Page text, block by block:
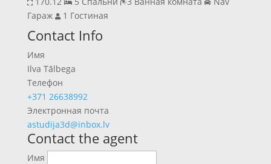
Гараж
1 Гостиная
Previous
Next
Contact Info
Имя
Ilva Tālbega
Телефон
+371 26638992
Электронная почта
astudija3d@inbox.lv
Contact the agent
Имя